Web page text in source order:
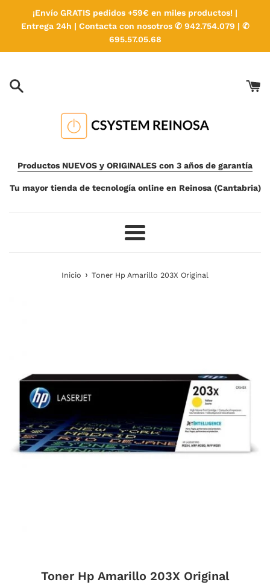
directamente
¡Envío GRATIS pedidos +59€ en miles productos! |
Entrega 24h | Contacta con nosotros ✆ 942.754.079 | ✆
695.57.05.68
Productos NUEVOS y ORIGINALES con 3 años de garantía
Tu mayor tienda de tecnología online en Reinosa (Cantabria)
Más
Inicio › Toner Hp Amarillo 203X Original
Toner Hp Amarillo 203X Original